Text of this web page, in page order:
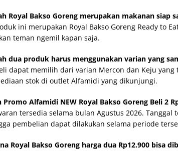
Royal Bakso Goreng merupakan makanan siap
ini merupakan Royal Bakso Goreng Ready to
teman ngemil kapan saja.
dua produk harus menggunakan varian yang
dapat memilih dari varian Mercon dan Keju
stok di outlet Alfamidi yang dikunjungi.
Promo Alfamidi NEW Royal Bakso Goreng Beli 2
tersedia selama bulan Agustus 2026.
pembelian dapat dilakukan selama periode
Royal Bakso Goreng harga dua Rp12.900 bisa